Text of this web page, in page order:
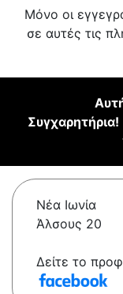
Μόνο οι
σε αυτές τις
Συγχαρητήρια!
Νέα Ιωνία
Άλσους 20
Δείτε το